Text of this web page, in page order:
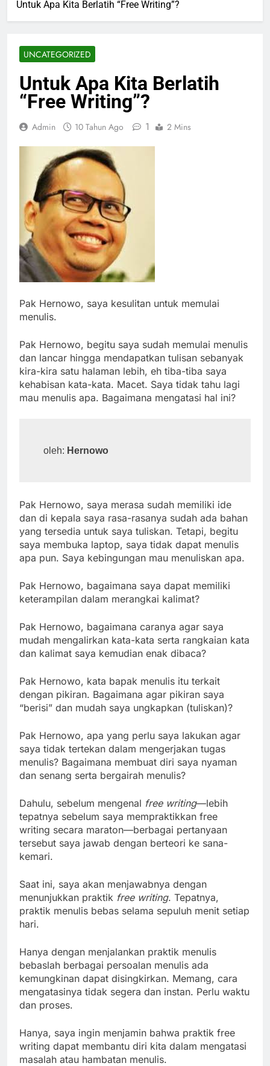
Untuk Apa Kita Berlatih “Free Writing”?
UNCATEGORIZED
Untuk Apa Kita Berlatih
“Free Writing”?
Admin 10 Tahun Ago 1 2 Mins
Pak Hernowo, saya kesulitan untuk memulai
menulis.
Pak Hernowo, begitu saya sudah memulai menulis
dan lancar hingga mendapatkan tulisan sebanyak
kira-kira satu halaman lebih, eh tiba-tiba saya
kehabisan kata-kata. Macet. Saya tidak tahu lagi
mau menulis apa. Bagaimana mengatasi hal ini?
oleh: Hernowo
Pak Hernowo, saya merasa sudah memiliki ide
dan di kepala saya rasa-rasanya sudah ada bahan
yang tersedia untuk saya tuliskan. Tetapi, begitu
saya membuka laptop, saya tidak dapat menulis
apa pun. Saya kebingungan mau menuliskan apa.
Pak Hernowo, bagaimana saya dapat memiliki
keterampilan dalam merangkai kalimat?
Pak Hernowo, bagaimana caranya agar saya
mudah mengalirkan kata-kata serta rangkaian kata
dan kalimat saya kemudian enak dibaca?
Pak Hernowo, kata bapak menulis itu terkait
dengan pikiran. Bagaimana agar pikiran saya
“berisi” dan mudah saya ungkapkan (tuliskan)?
Pak Hernowo, apa yang perlu saya lakukan agar
saya tidak tertekan dalam mengerjakan tugas
menulis? Bagaimana membuat diri saya nyaman
dan senang serta bergairah menulis?
Dahulu, sebelum mengenal free writing—lebih
tepatnya sebelum saya mempraktikkan free
writing secara maraton—berbagai pertanyaan
tersebut saya jawab dengan berteori ke sana-
kemari.
Saat ini, saya akan menjawabnya dengan
menunjukkan praktik free writing. Tepatnya,
praktik menulis bebas selama sepuluh menit setiap
hari.
Hanya dengan menjalankan praktik menulis
bebaslah berbagai persoalan menulis ada
kemungkinan dapat disingkirkan. Memang, cara
mengatasinya tidak segera dan instan. Perlu waktu
dan proses.
Hanya, saya ingin menjamin bahwa praktik free
writing dapat membantu diri kita dalam mengatasi
masalah atau hambatan menulis.